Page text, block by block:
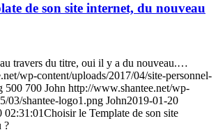
de son site internet, du nouveau
travers du titre, oui il y a du nouveau.…
wp-content/uploads/2017/04/site-personnel-
500 700 John http://www.shantee.net/wp-
03/shantee-logo1.png John2019-01-20
02:31:01Choisir le Template de son site
?